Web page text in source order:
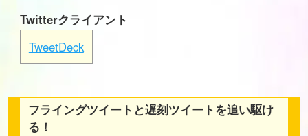
Twitterクライアント
TweetDeck
フライングツイートと遅刻ツイートを追い駆け
る！